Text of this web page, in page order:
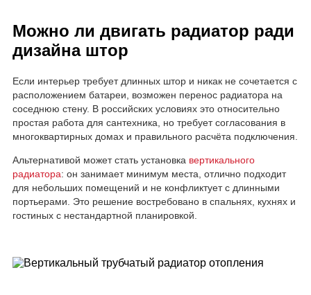
Можно ли двигать радиатор ради
дизайна штор
Если интерьер требует длинных штор и никак не сочетается с
расположением батареи, возможен перенос радиатора на
соседнюю стену. В российских условиях это относительно
простая работа для сантехника, но требует согласования в
многоквартирных домах и правильного расчёта подключения.
Альтернативой может стать установка вертикального
радиатора: он занимает минимум места, отлично подходит
для небольших помещений и не конфликтует с длинными
портьерами. Это решение востребовано в спальнях, кухнях и
гостиных с нестандартной планировкой.